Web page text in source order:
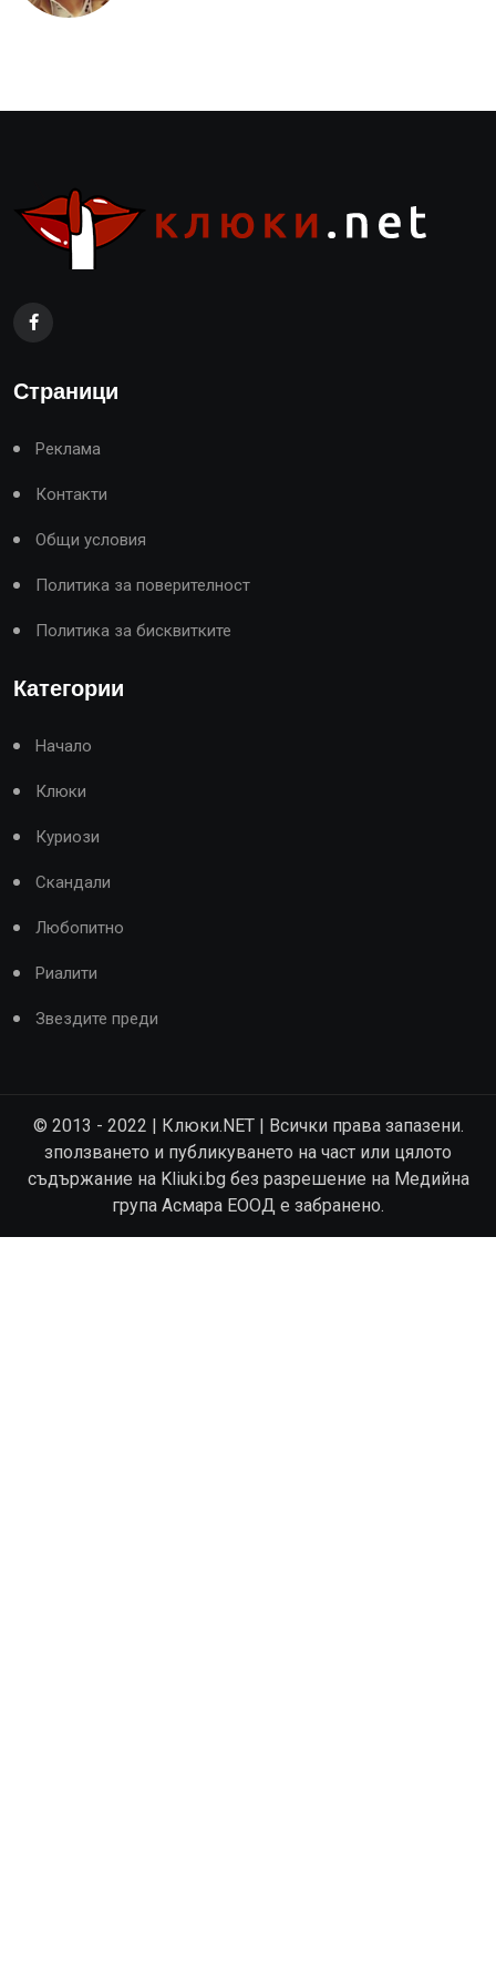
Страници
Реклама
Контакти
Общи условия
Политика за поверителност
Политика за бисквитките
Категории
Начало
Клюки
Куриози
Скандали
Любопитно
Риалити
Звездите преди
© 2013 - 2022 | Клюки.NET | Всички права запазени.
зползването и публикуването на част или цялото
съдържание на Kliuki.bg без разрешение на Медийна
група Асмара ЕООД е забранено.